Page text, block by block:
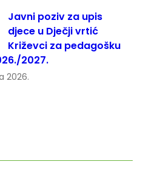
Javni poziv za upis
djece u Dječji vrtić
Križevci za pedagošku
2027.
2026.